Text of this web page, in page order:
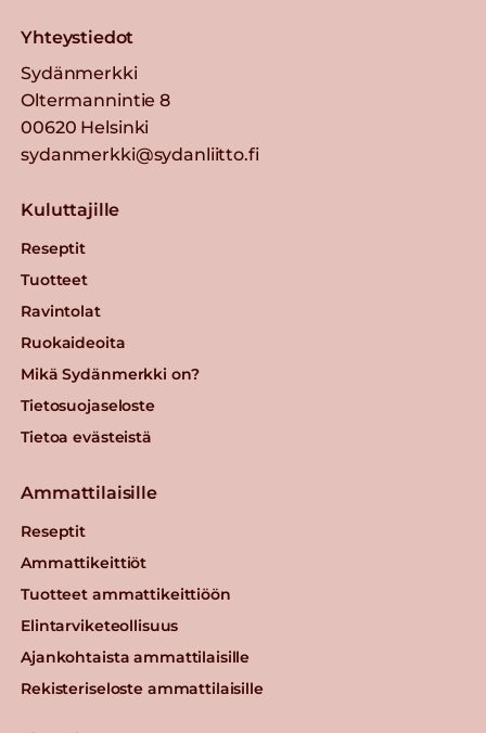
Yhteystiedot
Sydänmerkki
Oltermannintie 8
00620 Helsinki
sydanmerkki@sydanliitto.fi
Kuluttajille
Reseptit
Tuotteet
Ravintolat
Ruokaideoita
Mikä Sydänmerkki on?
Tietosuojaseloste
Tietoa evästeistä
Ammattilaisille
Reseptit
Ammattikeittiöt
Tuotteet ammattikeittiöön
Elintarviketeollisuus
Ajankohtaista ammattilaisille
Rekisteriseloste ammattilaisille